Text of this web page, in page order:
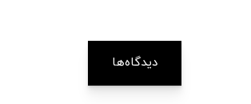
دیدگاه‌ها